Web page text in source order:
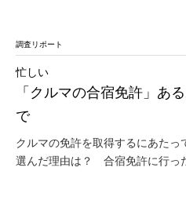
調査リポート
「クルマの合宿免許」
で
忙しい
クルマの免許を取得するにあた
選んだ理由は？ 合宿免許に行っ